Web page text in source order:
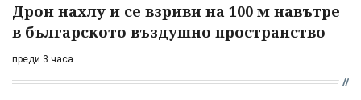
Дрон нахлу и се взриви на 100 м навътре
в българското въздушно пространство
преди 3 часа